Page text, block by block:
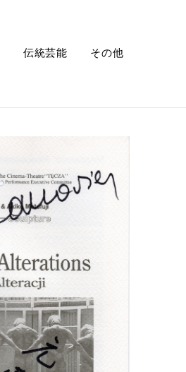
伝統芸能 その他